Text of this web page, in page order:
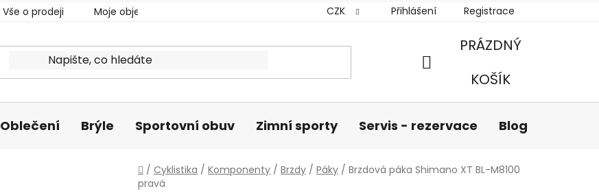
Vše o prodeji Moje objednávka CZK Přihlášení Registrace
NÁKUPNÍ
PRÁZDNÝ
KOŠÍK
Oblečení Brýle Sportovní obuv Zimní sporty Servis - rezervace Blog
Domů
/ Cyklistika / Komponenty / Brzdy / Páky / Brzdová páka Shimano XT BL-M8100
pravá